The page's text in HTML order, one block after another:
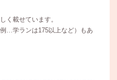
く載せています。
…学ランは175以上など）もあ